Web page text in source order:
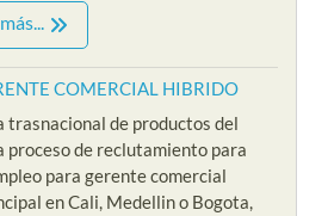
COMERCIAL HIBRIDO
trasnacional de productos del
de reclutamiento para
para gerente comercial
en Cali, Medellin o Bogota,